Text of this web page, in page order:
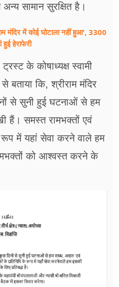
सामान सुरक्षित है।
मंदिर में कोई घोटाला नहीं हुआ', 3300
हुई हेराफेरी
ट्रस्ट के कोषाध्यक्ष स्वामी
बताया कि, श्रीराम मंदिर
से सुनी हुई घटनाओं से हम
हैं। समस्त रामभक्तों एवं
में यहां सेवा करने वाले हम
को आश्वस्त करने के